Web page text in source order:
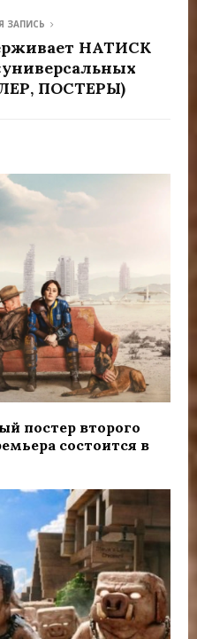
ЗАПИСЬ
НАТИСК
ПОСТЕРЫ)
постер второго
состоится в